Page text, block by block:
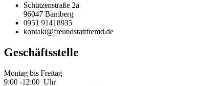
Schützenstraße 2a
96047 Bamberg
0951 91418935
kontakt@freundstattfremd.de
Geschäftsstelle
Montag bis Freitag
9:00 -12:00 Uhr